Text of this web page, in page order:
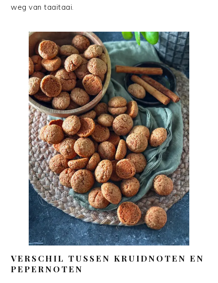
weg van taaitaai.
VERSCHIL TUSSEN KRUIDNOTEN EN
PEPERNOTEN